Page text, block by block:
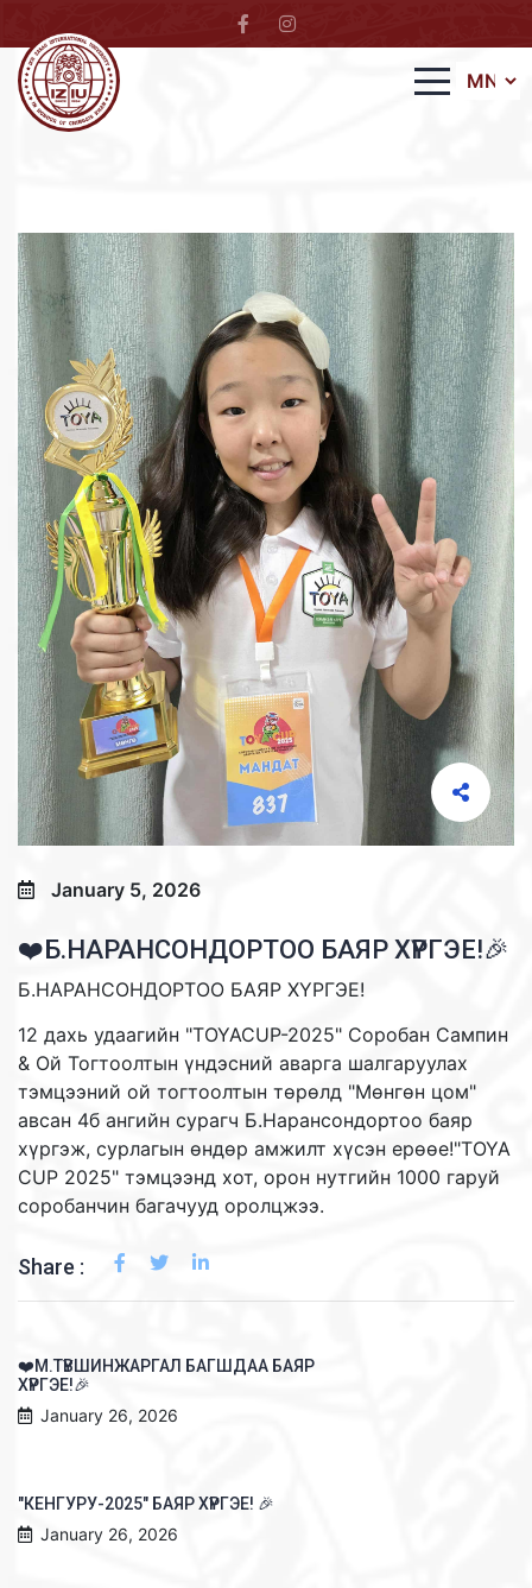
January 5, 2026
❤️Б.НАРАНСОНДОРТОО БАЯР ХҮРГЭЕ!🎉
Б.НАРАНСОНДОРТОО БАЯР ХҮРГЭЕ!
12 дахь удаагийн "TOYACUP-2025" Соробан Сампин
& Ой Тогтоолтын үндэсний аварга шалгаруулах
тэмцээний ой тогтоолтын төрөлд "Мөнгөн цом"
авсан 4б ангийн сурагч Б.Нарансондортоо баяр
хүргэж, сурлагын өндөр амжилт хүсэн ерөөе!"TOYA
CUP 2025" тэмцээнд хот, орон нутгийн 1000 гаруй
соробанчин багачууд оролцжээ.
Share :
❤️М.ТҮВШИНЖАРГАЛ БАГШДАА БАЯР
ХҮРГЭЕ!🎉
January 26, 2026
"КЕНГУРУ-2025" БАЯР ХҮРГЭЕ! 🎉
January 26, 2026